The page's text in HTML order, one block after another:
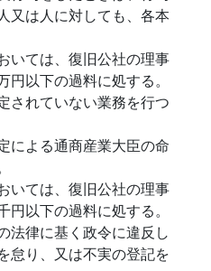
又は人に対しても、各本
いては、復旧公社の理事
以下の過料に処する。
されていない業務を行つ
による通商産業大臣の命
いては、復旧公社の理事
以下の過料に処する。
法律に基く政令に違反し
怠り、又は不実の登記を